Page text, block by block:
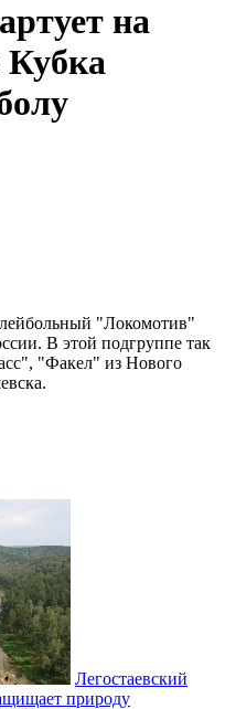
на
Кубка
"Локомотив"
В этой подгруппе так
"Факел" из Нового
Легостаевский
природу